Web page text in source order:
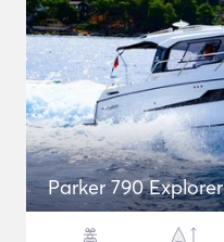
Parker 790 Explorer